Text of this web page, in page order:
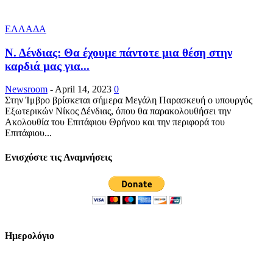
ΕΛΛΑΔΑ
Ν. Δένδιας: Θα έχουμε πάντοτε μια θέση στην
καρδιά μας για...
Newsroom - April 14, 2023 0
Στην Ίμβρο βρίσκεται σήμερα Μεγάλη Παρασκευή ο υπουργός
Εξωτερικών Νίκος Δένδιας, όπου θα παρακολουθήσει την
Ακολουθία του Επιτάφιου Θρήνου και την περιφορά του
Επιτάφιου...
Ενισχύστε τις Αναμνήσεις
Ημερολόγιο